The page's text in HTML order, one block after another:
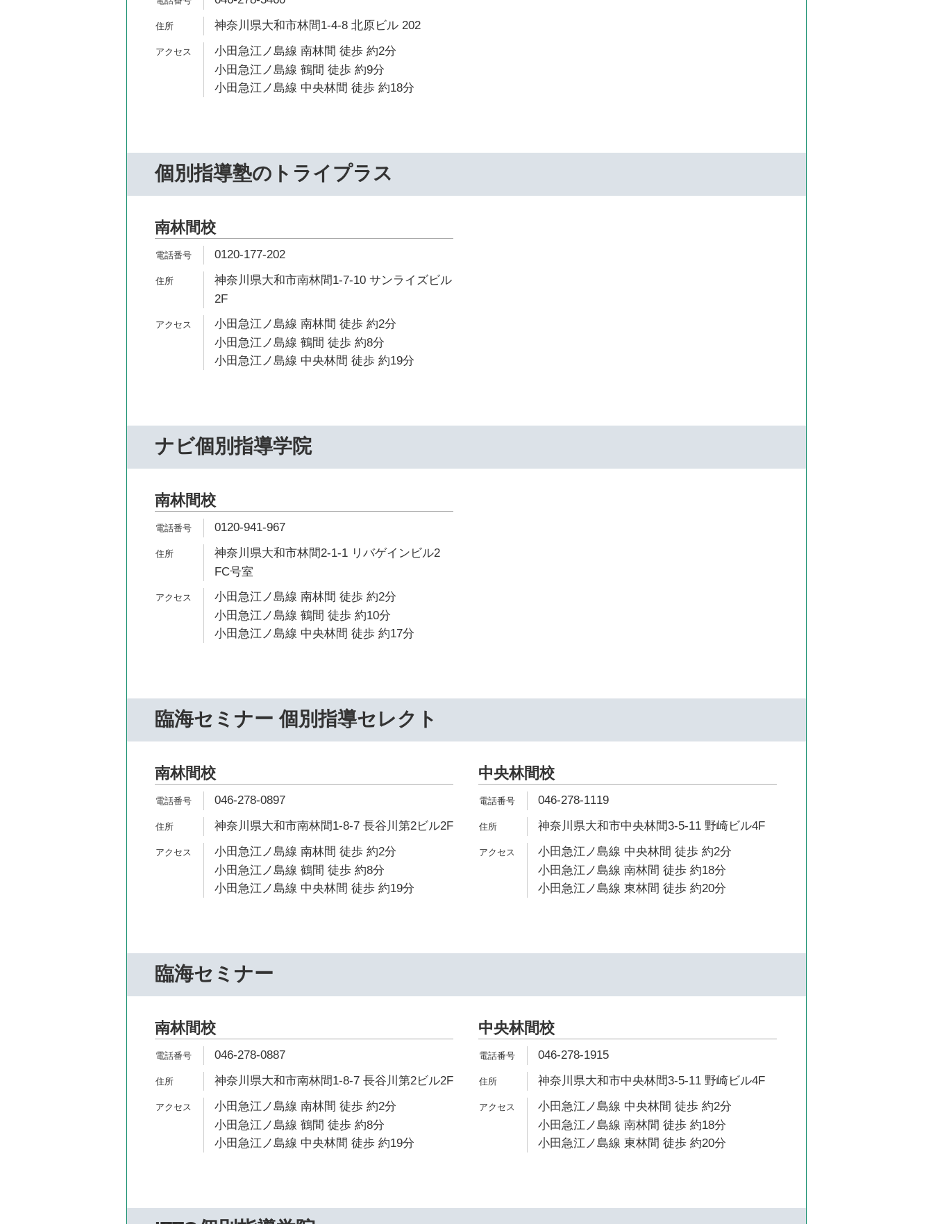
神奈川県大和市林間1-4-8 北原ビル 202
小田急江ノ島線 南林間 徒歩 約2分
小田急江ノ島線 鶴間 徒歩 約9分
小田急江ノ島線 中央林間 徒歩 約18分
個別指導塾のトライプラス
南林間校
0120-177-202
神奈川県大和市南林間1-7-10 サンライズビル
2F
小田急江ノ島線 南林間 徒歩 約2分
小田急江ノ島線 鶴間 徒歩 約8分
小田急江ノ島線 中央林間 徒歩 約19分
ナビ個別指導学院
南林間校
0120-941-967
神奈川県大和市林間2-1-1 リバゲインビル2
FC号室
小田急江ノ島線 南林間 徒歩 約2分
小田急江ノ島線 鶴間 徒歩 約10分
小田急江ノ島線 中央林間 徒歩 約17分
臨海セミナー 個別指導セレクト
南林間校
046-278-0897
神奈川県大和市南林間1-8-7 長谷川第2ビル2F
小田急江ノ島線 南林間 徒歩 約2分
小田急江ノ島線 鶴間 徒歩 約8分
小田急江ノ島線 中央林間 徒歩 約19分
中央林間校
046-278-1119
神奈川県大和市中央林間3-5-11 野崎ビル4F
小田急江ノ島線 中央林間 徒歩 約2分
小田急江ノ島線 南林間 徒歩 約18分
小田急江ノ島線 東林間 徒歩 約20分
臨海セミナー
南林間校
046-278-0887
神奈川県大和市南林間1-8-7 長谷川第2ビル2F
小田急江ノ島線 南林間 徒歩 約2分
小田急江ノ島線 鶴間 徒歩 約8分
小田急江ノ島線 中央林間 徒歩 約19分
中央林間校
046-278-1915
神奈川県大和市中央林間3-5-11 野崎ビル4F
小田急江ノ島線 中央林間 徒歩 約2分
小田急江ノ島線 南林間 徒歩 約18分
小田急江ノ島線 東林間 徒歩 約20分